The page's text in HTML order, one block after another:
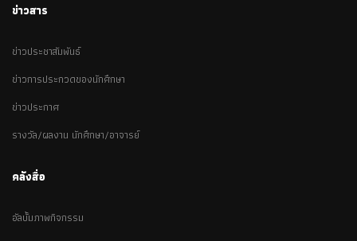
ข่าวสาร
ข่าวประชาสัมพันธ์
ข่าวการประกวดของนักศึกษา
ข่าวประกาศ
รางวัล/ผลงาน นักศึกษา/อาจารย์
คลังสื่อ
อัลบั้มภาพกิจกรรม